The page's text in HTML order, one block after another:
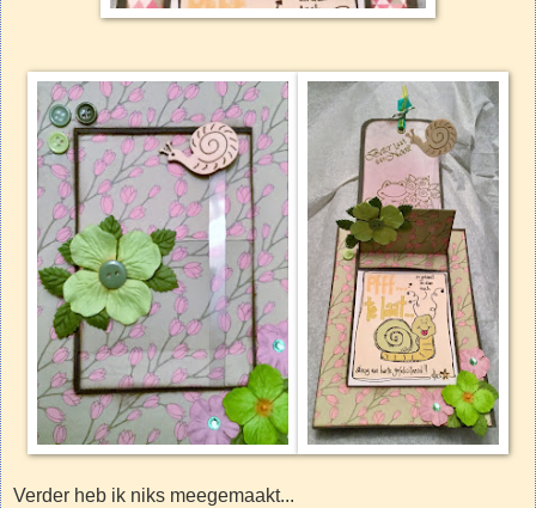
Verder heb ik niks meegemaakt...